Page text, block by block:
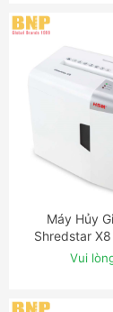
ĐẶT
Máy Hủy
Shredstar
Vui